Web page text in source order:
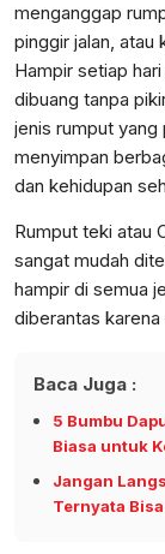
menganggap
pinggir jalan, atau
Hampir setiap
dibuang tanpa
jenis rumput yang
menyimpan
dan kehidupan
Rumput teki atau
sangat mudah
hampir di semua
diberantas
Baca Juga :
5 Bumbu
Biasa untuk
Jangan
Ternyata